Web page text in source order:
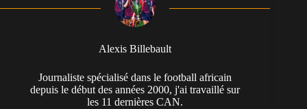
Alexis Billebault
Journaliste spécialisé dans le football africain
depuis le début des années 2000, j'ai travaillé sur
les 11 dernières CAN.